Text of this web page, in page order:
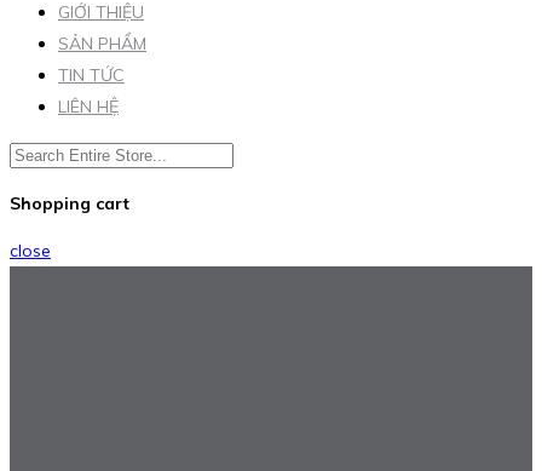
GIỚI THIỆU
SẢN PHẨM
TIN TỨC
LIÊN HỆ
Shopping cart
close